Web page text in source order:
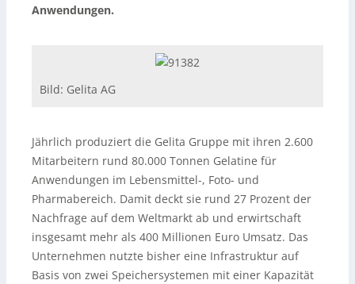
Anwendungen.
Bild: Gelita AG
Jährlich produziert die Gelita Gruppe mit ihren 2.600
Mitarbeitern rund 80.000 Tonnen Gelatine für
Anwendungen im Lebensmittel-, Foto- und
Pharmabereich. Damit deckt sie rund 27 Prozent der
Nachfrage auf dem Weltmarkt ab und erwirtschaft
insgesamt mehr als 400 Millionen Euro Umsatz. Das
Unternehmen nutzte bisher eine Infrastruktur auf
Basis von zwei Speichersystemen mit einer Kapazität